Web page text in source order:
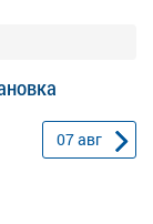
07авг